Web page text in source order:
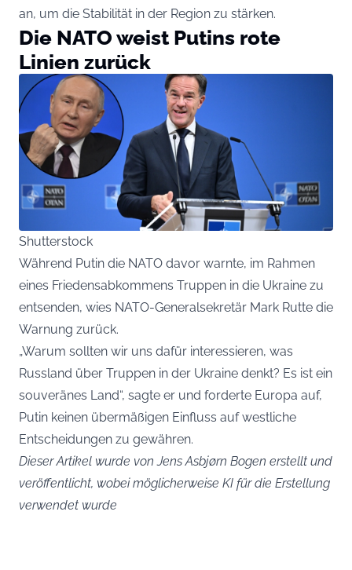
an, um die Stabilität in der Region zu stärken.
Die NATO weist Putins rote
Linien zurück
Shutterstock
Während Putin die NATO davor warnte, im Rahmen
eines Friedensabkommens Truppen in die Ukraine zu
entsenden, wies NATO-Generalsekretär Mark Rutte die
Warnung zurück.
„Warum sollten wir uns dafür interessieren, was
Russland über Truppen in der Ukraine denkt? Es ist ein
souveränes Land“, sagte er und forderte Europa auf,
Putin keinen übermäßigen Einfluss auf westliche
Entscheidungen zu gewähren.
Dieser Artikel wurde von Jens Asbjørn Bogen erstellt und
veröffentlicht, wobei möglicherweise KI für die Erstellung
verwendet wurde